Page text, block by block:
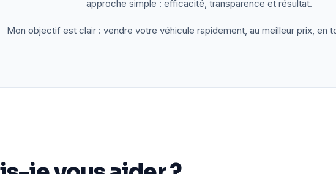
approche simple : efficacité, transparence et résultat.
Mon objectif est clair : vendre votre véhicule rapidement, au meilleur prix, en